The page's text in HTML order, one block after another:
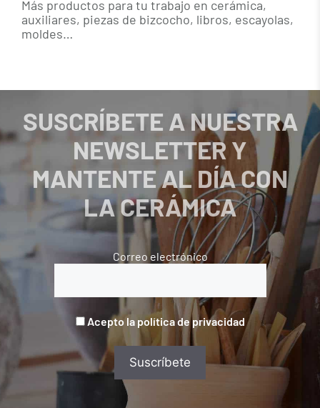
Más productos para tu trabajo en cerámica,
auxiliares, piezas de bizcocho, libros, escayolas,
moldes…
SUSCRÍBETE A NUESTRA
NEWSLETTER Y
MANTENTE AL DÍA CON
LA CERÁMICA
Correo electrónico
Acepto la política de privacidad